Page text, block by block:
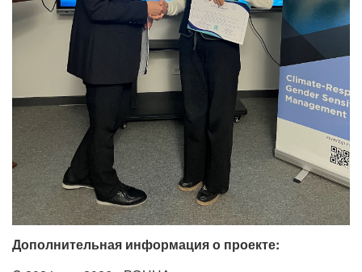
Дополнительная информация о проекте: